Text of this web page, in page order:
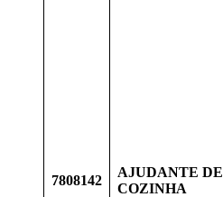
7808142
AJUDANTE DE
COZINHA